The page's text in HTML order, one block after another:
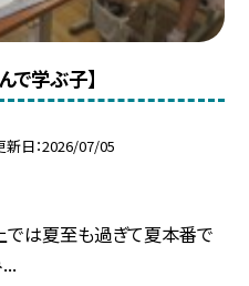
で学ぶ子】
新日 2026/07/05
では夏至も過ぎて夏本番で